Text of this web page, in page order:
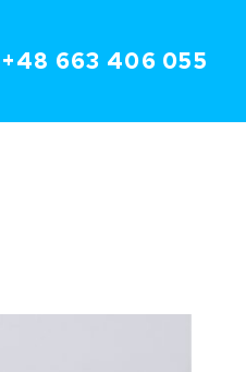
nasz
+48 663 406 055